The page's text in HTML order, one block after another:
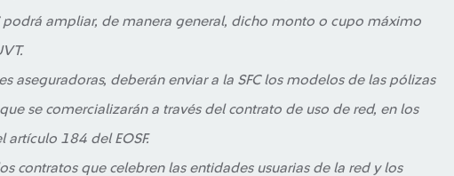
podrá ampliar, de manera general, dicho monto o cupo máximo
aseguradoras, deberán enviar a la SFC los modelos de las pólizas
se comercializarán a través del contrato de uso de red, en los
artículo 184 del EOSF.
contratos que celebren las entidades usuarias de la red y los